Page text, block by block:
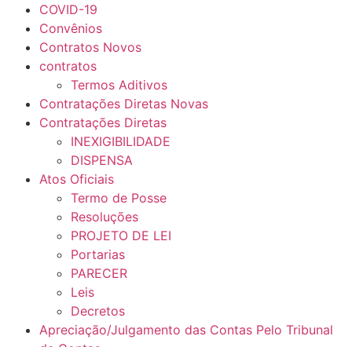
COVID-19
Convênios
Contratos Novos
contratos
Termos Aditivos
Contratações Diretas Novas
Contratações Diretas
INEXIGIBILIDADE
DISPENSA
Atos Oficiais
Termo de Posse
Resoluções
PROJETO DE LEI
Portarias
PARECER
Leis
Decretos
Apreciação/Julgamento das Contas Pelo Tribunal